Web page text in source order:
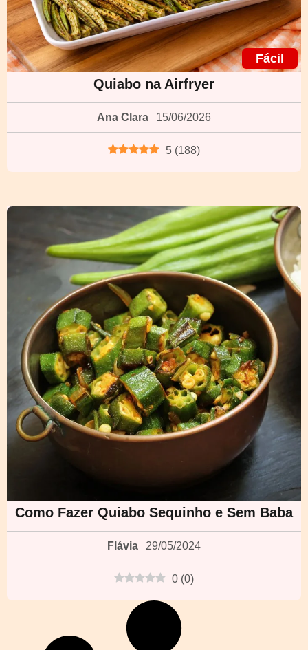
Fácil
Quiabo na Airfryer
Ana Clara 15/06/2026
5 (188)
Como Fazer Quiabo Sequinho e Sem Baba
Flávia 29/05/2024
0 (0)